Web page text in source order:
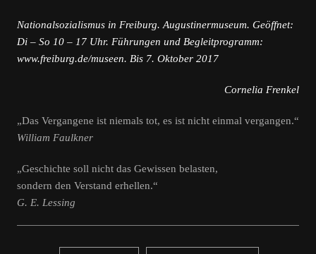
Nationalsozialismus in Freiburg. Augustinermuseum. Geöffnet:
Di – So 10 – 17 Uhr. Führungen und Begleitprogramm:
www.freiburg.de/museen. Bis 7. Oktober 2017
Cornelia Frenkel
„Das Vergangene ist niemals tot, es ist nicht einmal vergangen.“
William Faulkner
„Geschichte soll nicht das Gewissen belasten,
sondern den Verstand erhellen.“
G. E. Lessing